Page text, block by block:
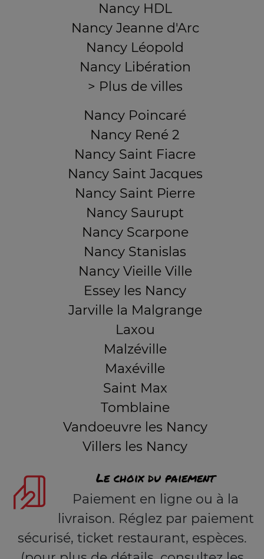
Nancy HDL
Nancy Jeanne d'Arc
Nancy Léopold
Nancy Libération
> Plus de villes
Nancy Poincaré
Nancy René 2
Nancy Saint Fiacre
Nancy Saint Jacques
Nancy Saint Pierre
Nancy Saurupt
Nancy Scarpone
Nancy Stanislas
Nancy Vieille Ville
Essey les Nancy
Jarville la Malgrange
Laxou
Malzéville
Maxéville
Saint Max
Tomblaine
Vandoeuvre les Nancy
Villers les Nancy
Le choix du paiement
Paiement en ligne ou à la
livraison. Réglez par paiement
sécurisé, ticket restaurant, espèces.